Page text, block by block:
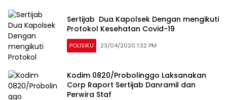
Sertijab Dua Kapolsek Dengan mengikuti
Protokol Kesehatan Covid-19
POLISIKU 23/04/2020 1:32 PM
Kodim 0820/Probolinggo Laksanakan
Corp Raport Sertijab Danramil dan
Perwira Staf